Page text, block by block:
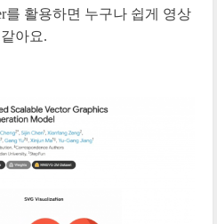
를 활용하면 누구나 쉽게 영상
아요.